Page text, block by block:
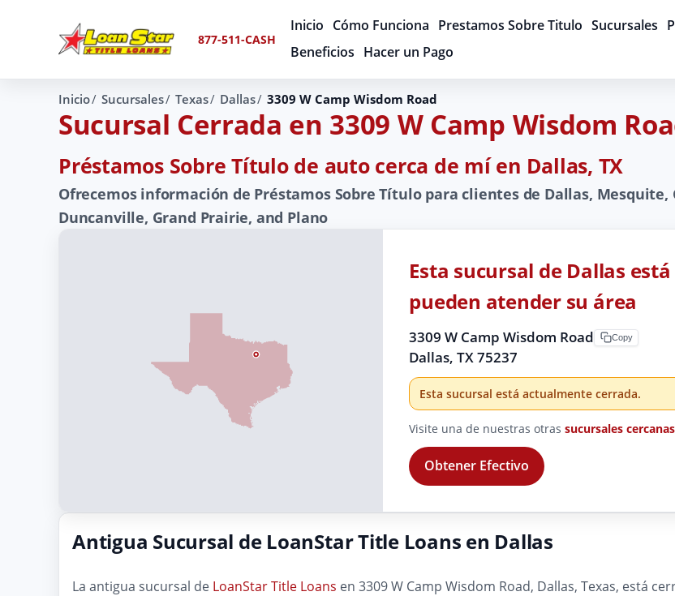
877-511-CASH
Inicio Cómo Funciona Prestamos Sobre Titulo Sucursales
Beneficios Hacer un Pago
Inicio Sucursales Texas Dallas 3309 W Camp Wisdom Road
Sucursal Cerrada en 3309 W Camp Wisdom
Préstamos Sobre Título de auto cerca de mí en Dallas, TX
Ofrecemos información de Préstamos Sobre Título para clientes de Dallas,
Duncanville, Grand Prairie, and Plano
Esta sucursal de Dallas
pueden atender su área
3309 W Camp Wisdom Road
Dallas, TX 75237
Copy
Esta sucursal está actualmente cerrada.
Visite una de nuestras otrassucursales cercanas
Obtener Efectivo
Antigua Sucursal de LoanStar Title Loans en Dallas
La antigua sucursal de LoanStar Title Loans en 3309 W Camp Wisdom Road, Dallas, Texas, está